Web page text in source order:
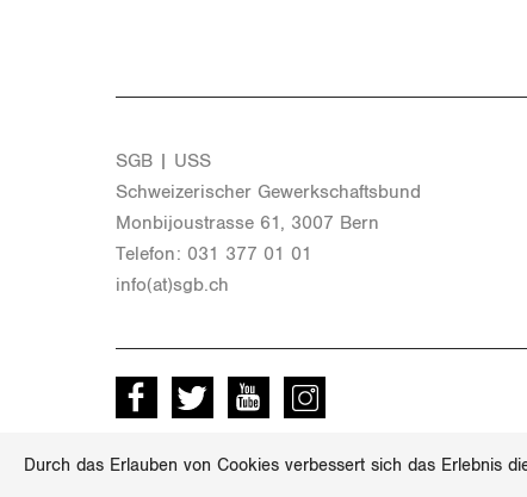
Durch das Erlauben von Cookies verbessert sich das Erlebnis
SGB | USS
Schwei­ze­ri­scher Ge­werk­schafts­bund
Mon­bi­joustras­se 61, 3007 Bern
Te­le­fon: 031 377 01 01
info(at)​sgb.​ch
Facebook Twitter Youtube instagram